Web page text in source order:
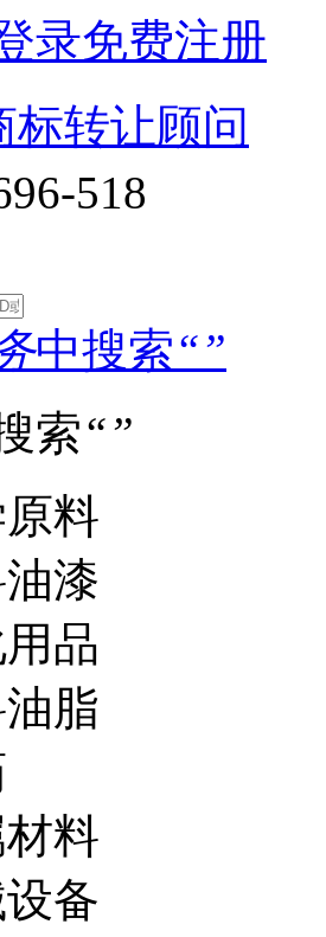
录免费注册
标转让顾问
518
中搜索“”
索“”
料
漆
品
脂
料
备